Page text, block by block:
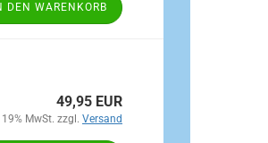
DEN WARENKORB
49,95 EUR
MwSt. zzgl. Versand